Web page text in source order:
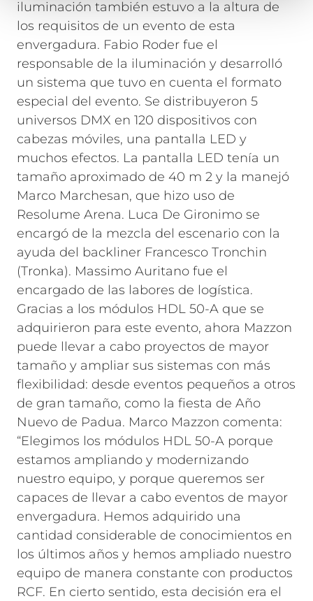
iluminación también estuvo a la altura de
los requisitos de un evento de esta
envergadura. Fabio Roder fue el
responsable de la iluminación y desarrolló
un sistema que tuvo en cuenta el formato
especial del evento. Se distribuyeron 5
universos DMX en 120 dispositivos con
cabezas móviles, una pantalla LED y
muchos efectos. La pantalla LED tenía un
tamaño aproximado de 40 m 2 y la manejó
Marco Marchesan, que hizo uso de
Resolume Arena. Luca De Gironimo se
encargó de la mezcla del escenario con la
ayuda del backliner Francesco Tronchin
(Tronka). Massimo Auritano fue el
encargado de las labores de logística.
Gracias a los módulos HDL 50-A que se
adquirieron para este evento, ahora Mazzon
puede llevar a cabo proyectos de mayor
tamaño y ampliar sus sistemas con más
flexibilidad: desde eventos pequeños a otros
de gran tamaño, como la fiesta de Año
Nuevo de Padua. Marco Mazzon comenta:
“Elegimos los módulos HDL 50-A porque
estamos ampliando y modernizando
nuestro equipo, y porque queremos ser
capaces de llevar a cabo eventos de mayor
envergadura. Hemos adquirido una
cantidad considerable de conocimientos en
los últimos años y hemos ampliado nuestro
equipo de manera constante con productos
RCF. En cierto sentido, esta decisión era el